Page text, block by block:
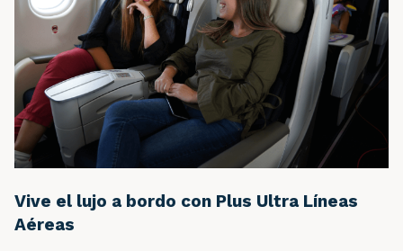
Vive el lujo a bordo con Plus Ultra Líneas
Aéreas